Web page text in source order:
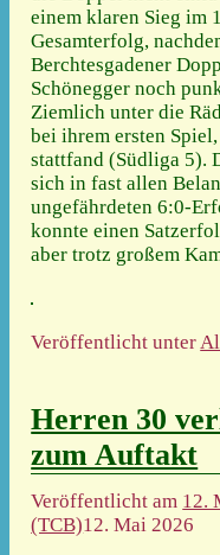
einem klaren Sieg im
Gesamterfolg,
Berchtesgadener
Schönegger noch
Ziemlich unter die
bei ihrem ersten
stattfand (Südliga 5).
sich in fast allen
ungefährdeten 6:0-
konnte einen
aber trotz großem
Veröffentlicht unter
Herren 30
zum Auftakt
Veröffentlicht am 12.
(TCB)12. Mai 2026